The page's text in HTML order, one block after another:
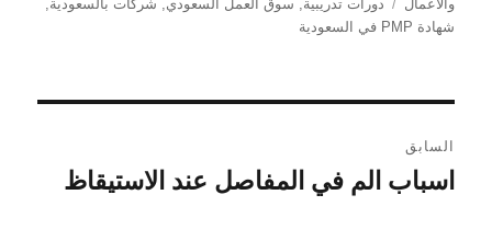
والأعمال
دورات تدريبية, سوق العمل السعودي, شركات بالسعودية,
شهادة PMP في السعودية
المقالات
السابق
المقالة
اسباب الم في المفاصل عند الاستيقاظ